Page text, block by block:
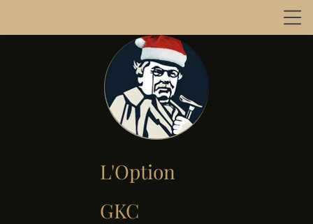
L'Option
GKC